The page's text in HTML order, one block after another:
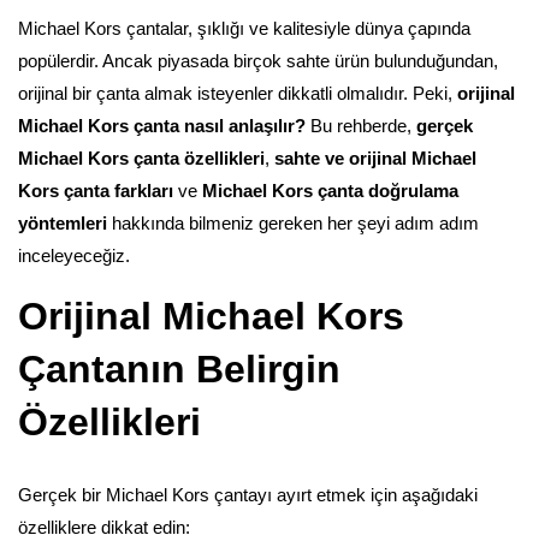
Michael Kors çantalar, şıklığı ve kalitesiyle dünya çapında
popülerdir. Ancak piyasada birçok sahte ürün bulunduğundan,
orijinal bir çanta almak isteyenler dikkatli olmalıdır. Peki, orijinal
Michael Kors çanta nasıl anlaşılır? Bu rehberde, gerçek
Michael Kors çanta özellikleri, sahte ve orijinal Michael
Kors çanta farkları ve Michael Kors çanta doğrulama
yöntemleri hakkında bilmeniz gereken her şeyi adım adım
inceleyeceğiz.
Orijinal Michael Kors
Çantanın Belirgin
Özellikleri
Gerçek bir Michael Kors çantayı ayırt etmek için aşağıdaki
özelliklere dikkat edin: